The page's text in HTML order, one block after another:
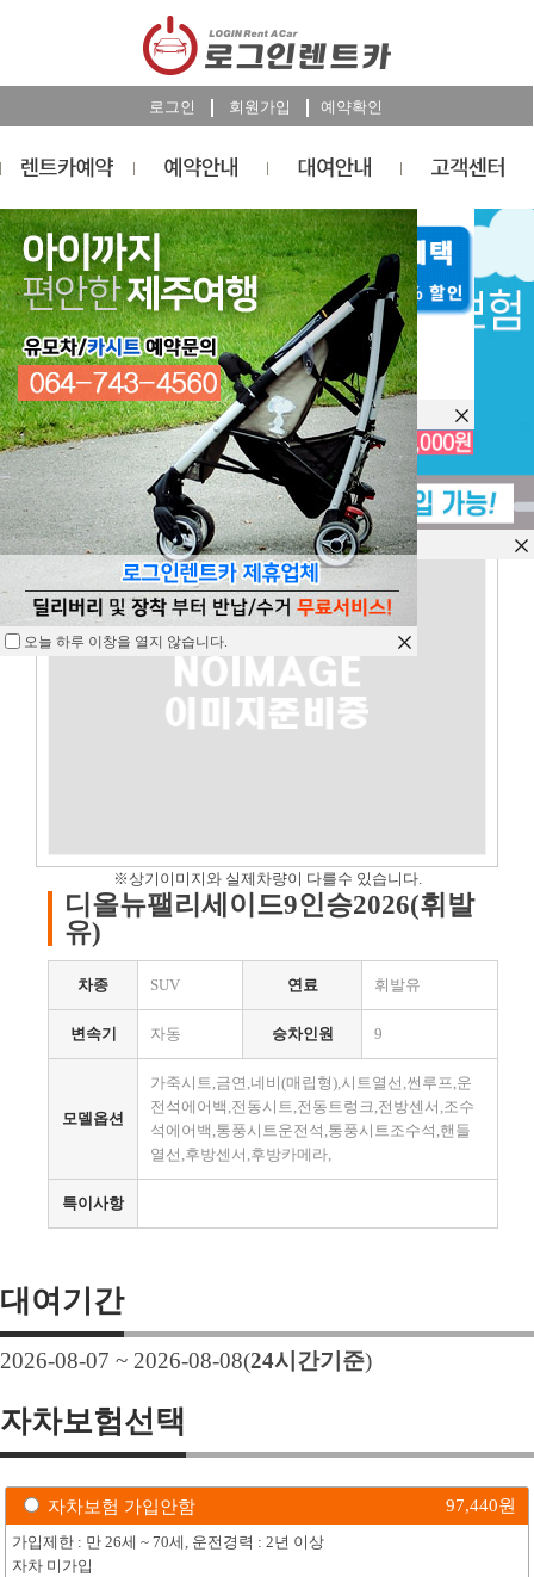
로그인 회원가입 예약확인
렌트카예약
RESERVATION
렌트카 예약하기
※상기이미지와 실제차량이 다를수 있습니다.
디올뉴팰리세이드9인승2026(휘발
유)
차종 SUV 연료 휘발유
변속기 자동 승차인원 9
모델옵션
가죽시트,금연,네비(매립형),시트열선,썬루프,운
전석에어백,전동시트,전동트렁크,전방센서,조수
석에어백,통풍시트운전석,통풍시트조수석,핸들
열선,후방센서,후방카메라,
특이사항
대여기간
2026-08-07 ~ 2026-08-08(24시간기준)
자차보험선택
자차보험 가입안함 97,440원
가입제한 : 만 26세 ~ 70세, 운전경력 : 2년 이상
자차 미가입
오늘 하루 이창을 열지 않습니다.
오늘 하루 이창을 열지 않습니다.
오늘 하루 이창을 열지 않습니다.
오늘 하루 이창을 열지 않습니다.